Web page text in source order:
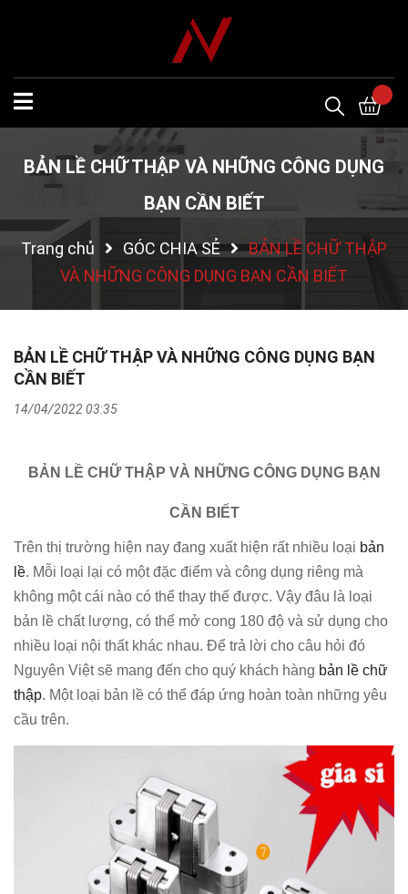
BẢN LỀ CHỮ THẬP VÀ NHỮNG CÔNG DỤNG
BẠN CẦN BIẾT
Trang chủ GÓC CHIA SẺ
BẢN LỀ CHỮ THẬP
VÀ NHỮNG CÔNG DỤNG BẠN CẦN BIẾT
BẢN LỀ CHỮ THẬP VÀ NHỮNG CÔNG DỤNG BẠN
CẦN BIẾT
14/04/2022 03:35
BẢN LỀ CHỮ THẬP VÀ NHỮNG CÔNG DỤNG BẠN
CẦN BIẾT
Trên thị trường hiện nay đang xuất hiện rất nhiều loại bản
lề. Mỗi loại lại có một đặc điểm và công dụng riêng mà
không một cái nào có thể thay thế được. Vậy đâu là loại
bản lề chất lượng, có thể mở cong 180 độ và sử dụng cho
nhiều loại nội thất khác nhau. Để trả lời cho câu hỏi đó
Nguyên Việt sẽ mang đến cho quý khách hàng bản lề chữ
thập. Một loại bản lề có thể đáp ứng hoàn toàn những yêu
cầu trên.